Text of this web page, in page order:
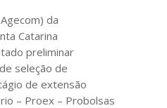
da
Catarina
preliminar
seleção de
de extensão
– Proex – Probolsas